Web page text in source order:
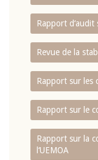
Rapport d‘audit
Revue de la
Rapport sur les
Rapport sur le
Rapport sur la
l‘UEMOA